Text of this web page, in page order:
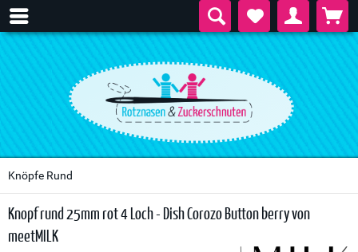
Knöpfe Rund
Knopf rund 25mm rot 4 Loch - Dish Corozo Button berry von
meetMILK